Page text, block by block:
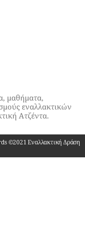
μαθήματα,
εναλλακτικών
Ατζέντα.
©2021 Εναλλακτική Δράση